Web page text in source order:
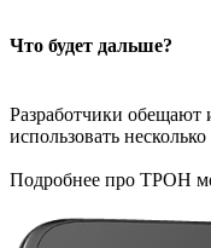
Что будет дальше?
Разработчики обещают
использовать
Подробнее про ТРОН